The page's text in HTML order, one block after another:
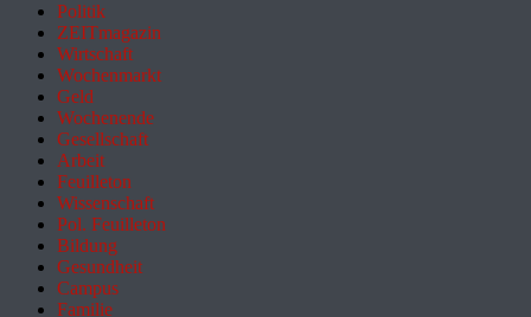
Politik
ZEITmagazin
Wirtschaft
Wochenmarkt
Geld
Wochenende
Gesellschaft
Arbeit
Feuilleton
Wissenschaft
Pol. Feuilleton
Bildung
Gesundheit
Campus
Familie